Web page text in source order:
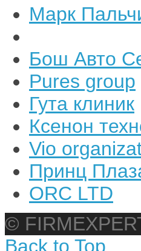
Марк
Бош Авто
Pures group
Гута клиник
Ксенон
Vio
Принц
ORC LTD
©
Back to Top